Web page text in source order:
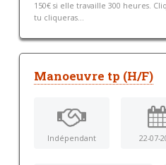
150€ si elle travaille 300 heures.
tu cliqueras...
Manoeuvre tp (H/F)
Indépendant 22-07-